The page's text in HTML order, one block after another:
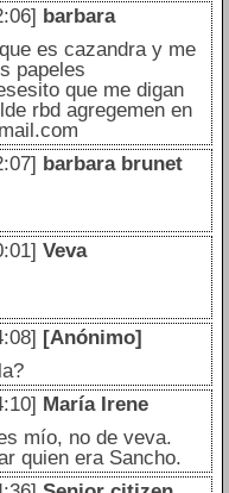
barbara
es cazandra y me
papeles
que me digan
rbd agregemen en
barbara brunet
Veva
[Anónimo]
María Irene
mío, no de veva.
quien era Sancho.